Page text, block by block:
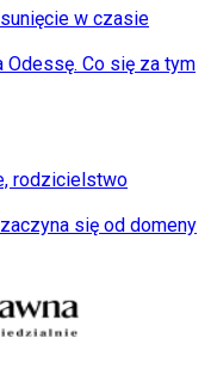
w czasie
Odessę. Co się za tym
rodzicielstwo
się od domeny